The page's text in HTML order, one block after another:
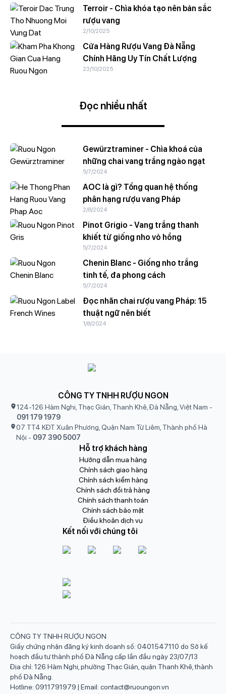
Terroir - Chìa khóa tạo nên bản sắc
rượu vang
2/10/2025
Cửa Hàng Rượu Vang Đà Nẵng
Chính Hãng Uy Tín Chất Lượng
23/10/2025
Đọc nhiều nhất
Gewürztraminer - Chìa khoá của
những chai vang trắng ngào ngạt
5/7/2024
AOC là gì? Tổng quan hệ thống
phân hạng rượu vang Pháp
2/8/2024
Pinot Grigio - Vang trắng thanh
khiết từ giống nho vỏ hồng
5/7/2024
Chenin Blanc - Giống nho trắng
tinh tế, đa phong cách
5/7/2024
Đọc nhãn chai rượu vang Pháp: 15
thuật ngữ nên biết
1/8/2024
CÔNG TY TNHH RƯỢU NGON
124-126 Hàm Nghi, Thạc Gián, Thanh Khê, Đà Nẵng, Việt Nam -
091 179 1979
07 TT4 KĐT Xuân Phương, Quận Nam Từ Liêm, Thành phố Hà
Nội - 097 390 5007
Hỗ trợ khách hàng
Hướng dẫn mua hàng
Chính sách giao hàng
Chính sách kiểm hàng
Chính sách đổi trả hàng
Chính sách thanh toán
Chính sách bảo mật
Điều khoản dịch vụ
Kết nối với chúng tôi
CÔNG TY TNHH RƯỢU NGON
Giấy chứng nhận đăng ký kinh doanh số: 0401547110 do Sở kế
hoạch đầu tư thành phố Đà Nẵng cấp lần đầu ngày 23/07/13
Địa chỉ: 126 Hàm Nghi, phường Thạc Gián, quận Thanh Khê, thành
phố Đà Nẵng.
Hotline: 0911791979 | Email: contact@ruoungon.vn